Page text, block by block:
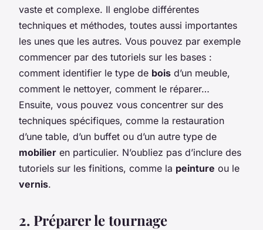
vaste et complexe. Il englobe différentes
techniques et méthodes, toutes aussi importantes
les unes que les autres. Vous pouvez par exemple
commencer par des tutoriels sur les bases :
comment identifier le type de bois d’un meuble,
comment le nettoyer, comment le réparer…
Ensuite, vous pouvez vous concentrer sur des
techniques spécifiques, comme la restauration
d’une table, d’un buffet ou d’un autre type de
mobilier en particulier. N’oubliez pas d’inclure des
tutoriels sur les finitions, comme la peinture ou le
vernis.
2. Préparer le tournage